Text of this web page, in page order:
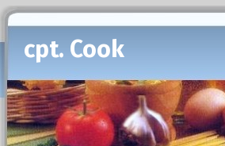
cpt. Cook